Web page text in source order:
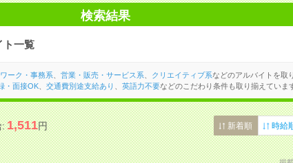
検索結果
ト一覧
ーク・事務系 営業・販売・サービス系 クリエイティブ系などのアルバイトを取
・面接OK、 交通費別途支給あり 英語力不要などのこだわり条件も取り揃えていま
:1,511円 新着順 時給